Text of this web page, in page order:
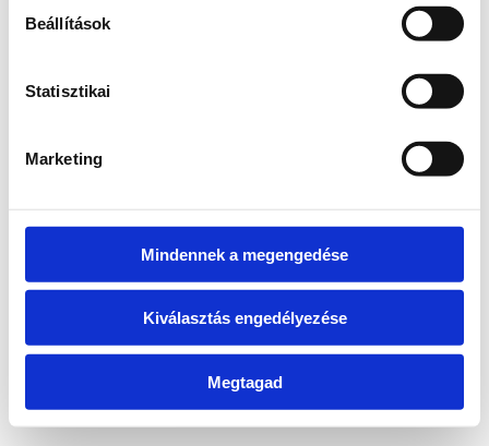
Beállítások
Statisztikai
Marketing
Mindennek a megengedése
Kiválasztás engedélyezése
Megtagad